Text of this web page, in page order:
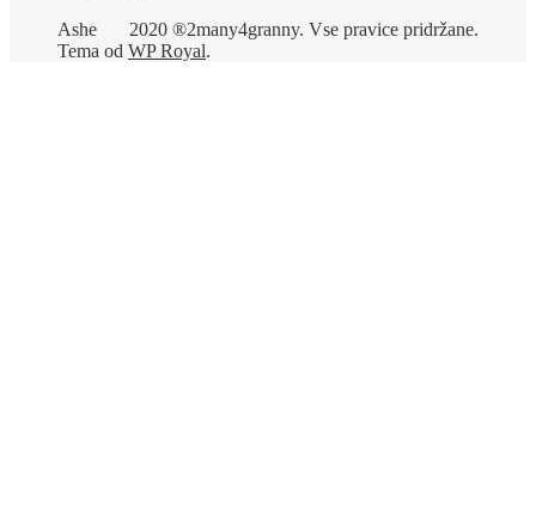
2020 ®2many4granny. Vse pravice pridržane.
Ashe
Tema od WP Royal.